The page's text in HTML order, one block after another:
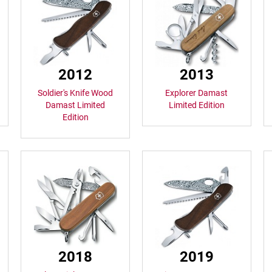
2012
Soldier's Knife Wood
Damast Limited
Edition
2013
Explorer Damast
Limited Edition
2018 2019